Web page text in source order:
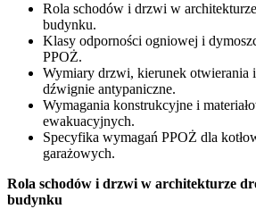
Rola schodów i drzwi w
budynku.
Klasy odporności ogniowej i
PPOŻ.
Wymiary drzwi, kierunek otwierania
dźwignie antypaniczne.
Wymagania konstrukcyjne i
ewakuacyjnych.
Specyfika wymagań PPOŻ dla
garażowych.
Rola schodów i drzwi w architekturze
budynku